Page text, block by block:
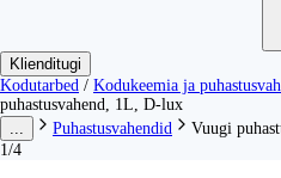
Klienditugi
Kodutarbed / Kodukeemia ja
puhastusvahend, 1L, D-lux
Puhastusvahendid
Vuugi
1/4